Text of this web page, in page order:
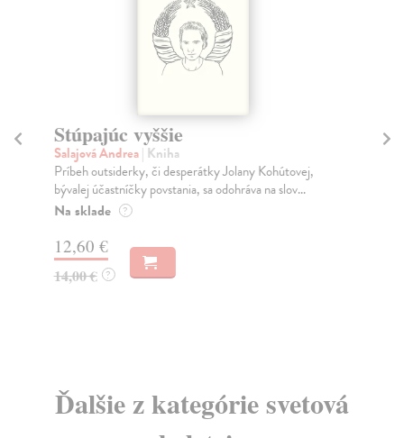
Stúpajúc vyššie
Salajová Andrea| Kniha
Príbeh outsiderky, či desperátky Jolany Kohútovej,
bývalej účastníčky povstania, sa odohráva na slov...
Na sklade ?
12,60 €
14,00 € ?
Ďalšie z kategórie svetová